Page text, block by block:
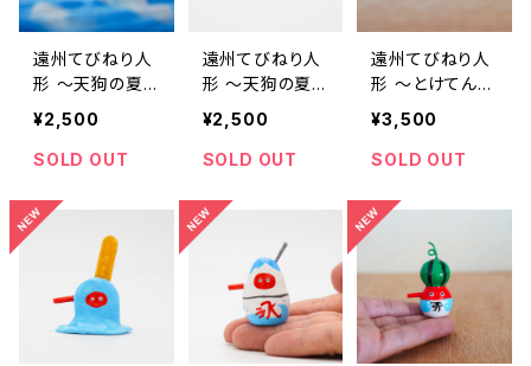
遠州てびねり人
形 〜天狗の夏
休み〜｜高さ約
3cm
¥2,500
SOLD OUT
遠州てびねり人
形 〜天狗の夏
休み〜｜高さ約
3cm
¥2,500
SOLD OUT
遠州てびねり人
形 〜とけてん
ぐ〜｜高さ約3c
¥3,500
SOLD OUT